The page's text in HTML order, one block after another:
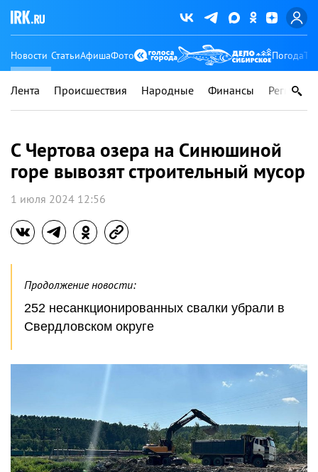
Новости СтатьиАфишаФото Погода
Лента Происшествия Народные Финансы Регионы
С Чертова озера на Синюшиной
горе вывозят строительный мусор
1 июля 2024 12:56
Продолжение новости:
252 несанкционированных свалки убрали в
Свердловском округе